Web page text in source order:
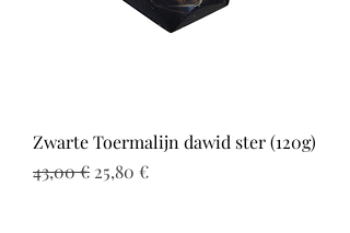
Zwarte Toermalijn dawid ster (120g)
Prix original
43,00 € Prix promotionnel
25,80 €